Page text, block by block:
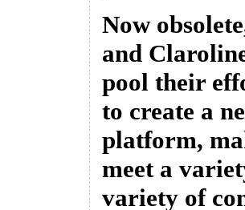
Now
and
pool their
to create a
platform,
meet a
variety of